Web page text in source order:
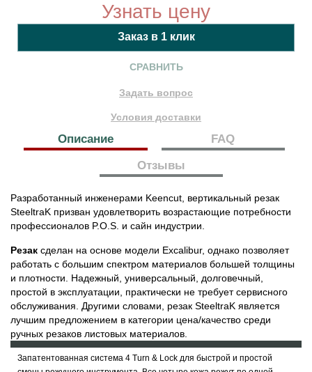
Узнать цену
СРАВНИТЬ
Задать вопрос
Условия доставки
Описание
FAQ
Отзывы
Разработанный инженерами Keencut, вертикальный резак
SteeltraK призван удовлетворить возрастающие потребности
профессионалов P.O.S. и сайн индустрии.
Резак сделан на основе модели Excalibur, однако позволяет
работать с большим спектром материалов большей толщины
и плотности. Надежный, универсальный, долговечный,
простой в эксплуатации, практически не требует сервисного
обслуживания. Другими словами, резак SteeltraK является
лучшим предложением в категории цена/качество среди
ручных резаков листовых материалов.
Запатентованная система 4 Turn & Lock для быстрой и простой